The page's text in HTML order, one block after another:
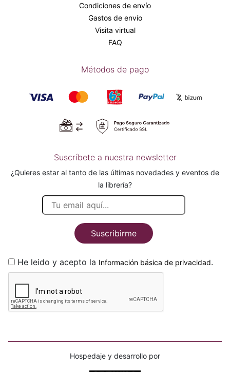
Condiciones de envío
Gastos de envío
Visita virtual
FAQ
Métodos de pago
Suscríbete a nuestra newsletter
¿Quieres estar al tanto de las últimas novedades y eventos de
la librería?
Suscribirme
He leido y acepto la Información básica de privacidad.
Hospedaje y desarrollo por